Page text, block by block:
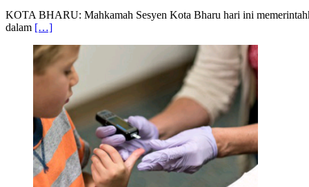
KOTA BHARU: Mahkamah Sesyen Kota Bharu hari ini
dalam […]